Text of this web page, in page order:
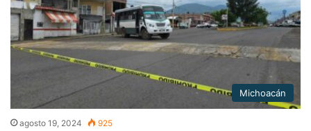
Michoacán
agosto 19, 2024 925